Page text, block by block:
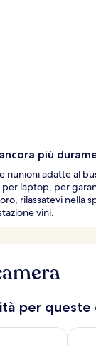
più
riunioni adatte al
laptop, per
rilassatevi nella
vini.
per queste
sera, ago